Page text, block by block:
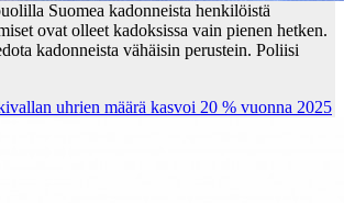
Suomea kadonneista henkilöistä
ovat olleet kadoksissa vain pienen hetken.
kadonneista vähäisin perustein. Poliisi
uhrien määrä kasvoi 20 % vuonna 2025